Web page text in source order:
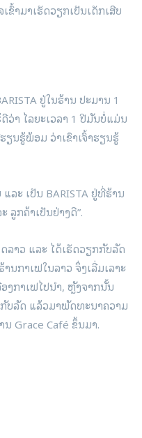
ຂົ້າມາເຮັດວຽກເປັນເດັກເສີບ
ຢູ່ໃນຮ້ານ ປະມານ 1
ວ່າ ໄລຍະເວລາ 1 ປີມັນບໍ່ແມ່ນ
ນຮູ້ພ້ອມ ວ່າເຂົາເຈົ້າຮຽນຮູ້
ແລະ ເປັນ BARISTA ຢູ່ທີ່ຮ້ານ
ລູກຄ້າເປັນຢ່າງດີ”.
ລາວ ແລະ ໄດ້ເຮັດວຽກກັບລັດ
ກາເຟໃນລາວ ຈຶ່ງເລີ່ມເລາະ
ງກາເຟໄປນຳ, ຫຼັງຈາກນັ້ນ
ບລັດ ແລ້ວມາພັດທະນາຄວາມ
Grace Café ຂຶ້ນມາ.